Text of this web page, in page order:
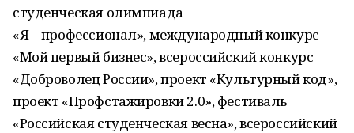
студенческая олимпиада
«Я – профессионал», международный конкурс
«Мой первый бизнес», всероссийский конкурс
«Доброволец России», проект «Культурный код»,
проект «Профстажировки 2.0», фестиваль
«Российская студенческая весна», всероссийский